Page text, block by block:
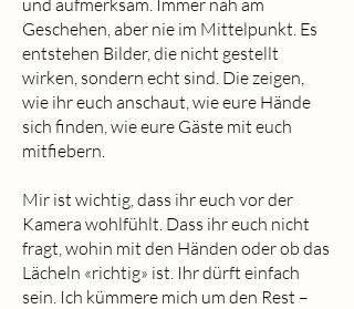
und aufmerksam. Immer nah am
Geschehen, aber nie im Mittelpunkt. Es
entstehen Bilder, die nicht gestellt
wirken, sondern echt sind. Die zeigen,
wie ihr euch anschaut, wie eure Hände
sich finden, wie eure Gäste mit euch
mitfiebern.
Mir ist wichtig, dass ihr euch vor der
Kamera wohlfühlt. Dass ihr euch nicht
fragt, wohin mit den Händen oder ob das
Lächeln «richtig» ist. Ihr dürft einfach
sein. Ich kümmere mich um den Rest –